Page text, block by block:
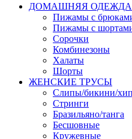
ДОМАШНЯЯ ОДЕЖДА
Пижамы с
Пижамы с
Сорочки
Комбинезоны
Халаты
Шорты
ЖЕНСКИЕ ТРУСЫ
Слипы/бикини/
Стринги
Бразильяно/танга
Бесшовные
Кружевные